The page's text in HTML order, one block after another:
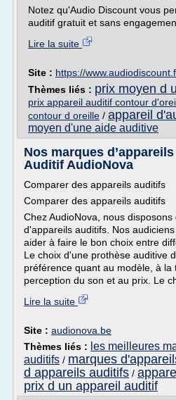
Notez qu'Audio Discount vous
auditif gratuit et sans
Lire la suite
Site : https://
Thèmes liés : prix moyen d
prix appareil auditif contour
contour d oreille / appareil
moyen d'une aide auditive
Nos marques
Auditif AudioNova
Comparer des appareils auditifs
Comparer des appareils auditifs
Chez AudioNova, nous
d'appareils auditifs. Nos
aider à faire le bon choix entre
Le choix d'une prothèse auditive
préférence quant au modèle, à la
perception du son et au prix. Le
Lire la suite
Site : audionova.be
Thèmes liés : les meilleures
auditifs / marques
d appareils auditifs /
prix d un appareil auditif